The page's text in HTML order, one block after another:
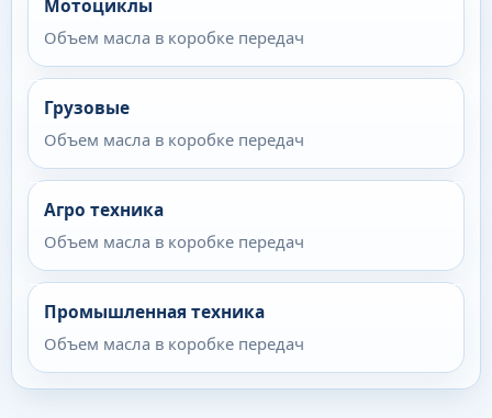
Мотоциклы
Объем масла в коробке передач
Грузовые
Объем масла в коробке передач
Агро техника
Объем масла в коробке передач
Промышленная техника
Объем масла в коробке передач